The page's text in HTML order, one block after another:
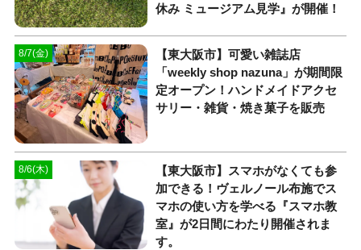
休み ミュージアム見学』が開催！
8/7(金)
【東大阪市】可愛い雑誌店
「weekly shop nazuna」が期間限
定オープン！ハンドメイドアクセ
サリー・雑貨・焼き菓子を販売
8/6(木)
【東大阪市】スマホがなくても参
加できる！ヴェルノール布施でス
マホの使い方を学べる『スマホ教
室』が2日間にわたり開催されま
す。